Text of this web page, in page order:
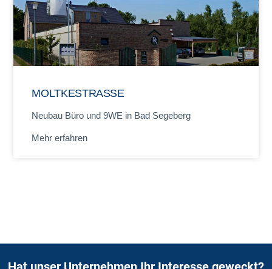
MOLTKESTRASSE
Neubau Büro und 9WE in Bad Segeberg
Mehr erfahren